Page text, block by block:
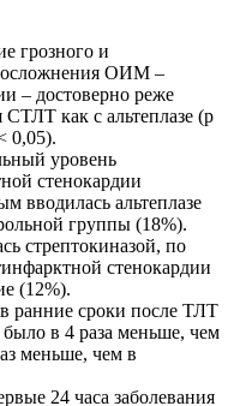
грозного и
осложнения ОИМ –
– достоверно реже
СТЛТ как с альтеплазе (р
0,05).
уровень
стенокардии
вводилась альтеплазе
группы (18%).
стрептокиназой, по
стенокардии
(12%).
ранние сроки после ТЛТ
в 4 раза меньше, чем
меньше, чем в
24 часа заболевания